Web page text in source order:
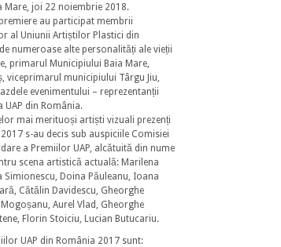
Mare, joi 22 noiembrie 2018.
au participat membrii
al Uniunii Artiștilor Plastici din
numeroase alte personalități ale vieții
primarul Municipiului Baia Mare,
viceprimarul municipiului Târgu Jiu,
evenimentului – reprezentanții
UAP din România.
mai merituoși artiști vizuali prezenți
s-au decis sub auspiciile Comisiei
a Premiilor UAP, alcătuită din nume
scena artistică actuală: Marilena
Simionescu, Doina Păuleanu, Ioana
Cătălin Davidescu, Gheorghe
Aurel Vlad, Gheorghe
Florin Stoiciu, Lucian Butucariu.
UAP din România 2017 sunt: